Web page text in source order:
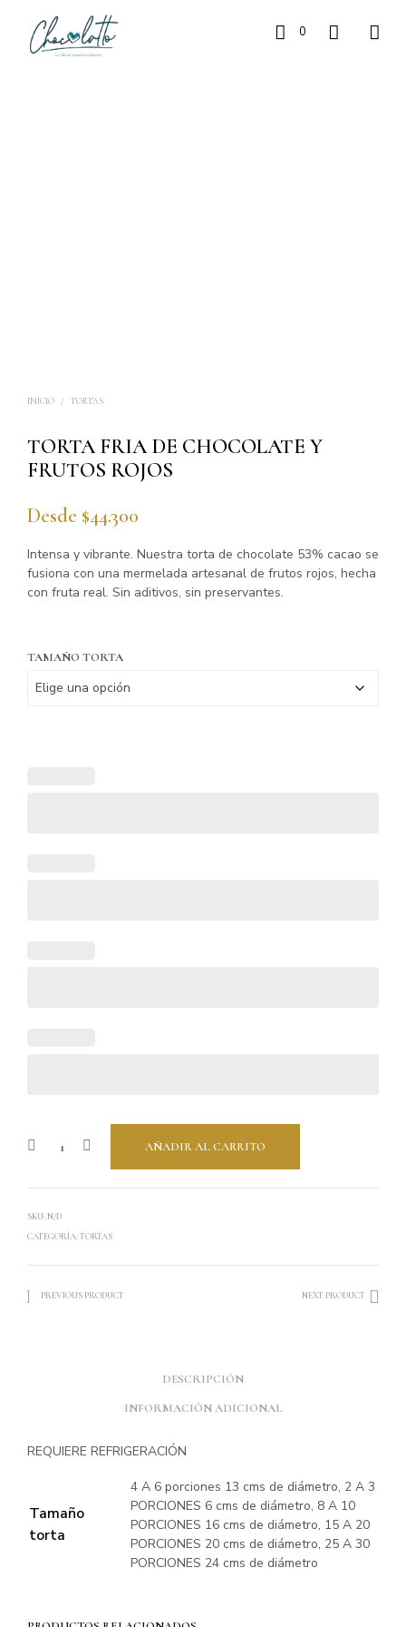
0
INICIO / TORTAS
TORTA FRIA DE CHOCOLATE Y
FRUTOS ROJOS
Desde $44.300
Intensa y vibrante. Nuestra torta de chocolate 53% cacao se
fusiona con una mermelada artesanal de frutos rojos, hecha
con fruta real. Sin aditivos, sin preservantes.
TAMAÑO TORTA
AÑADIR AL CARRITO
SKU:N/D
CATEGORÍA:TORTAS
PREVIOUS PRODUCT NEXT PRODUCT
DESCRIPCIÓN
INFORMACIÓN ADICIONAL
REQUIERE REFRIGERACIÓN
Tamaño
torta
4 A 6 porciones 13 cms de diámetro, 2 A 3
PORCIONES 6 cms de diámetro, 8 A 10
PORCIONES 16 cms de diámetro, 15 A 20
PORCIONES 20 cms de diámetro, 25 A 30
PORCIONES 24 cms de diámetro